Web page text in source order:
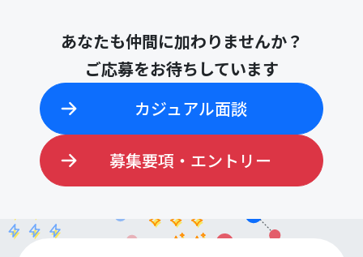
あなたも仲間に加わりませんか？
ご応募をお待ちしています
カジュアル面談
募集要項・エントリー